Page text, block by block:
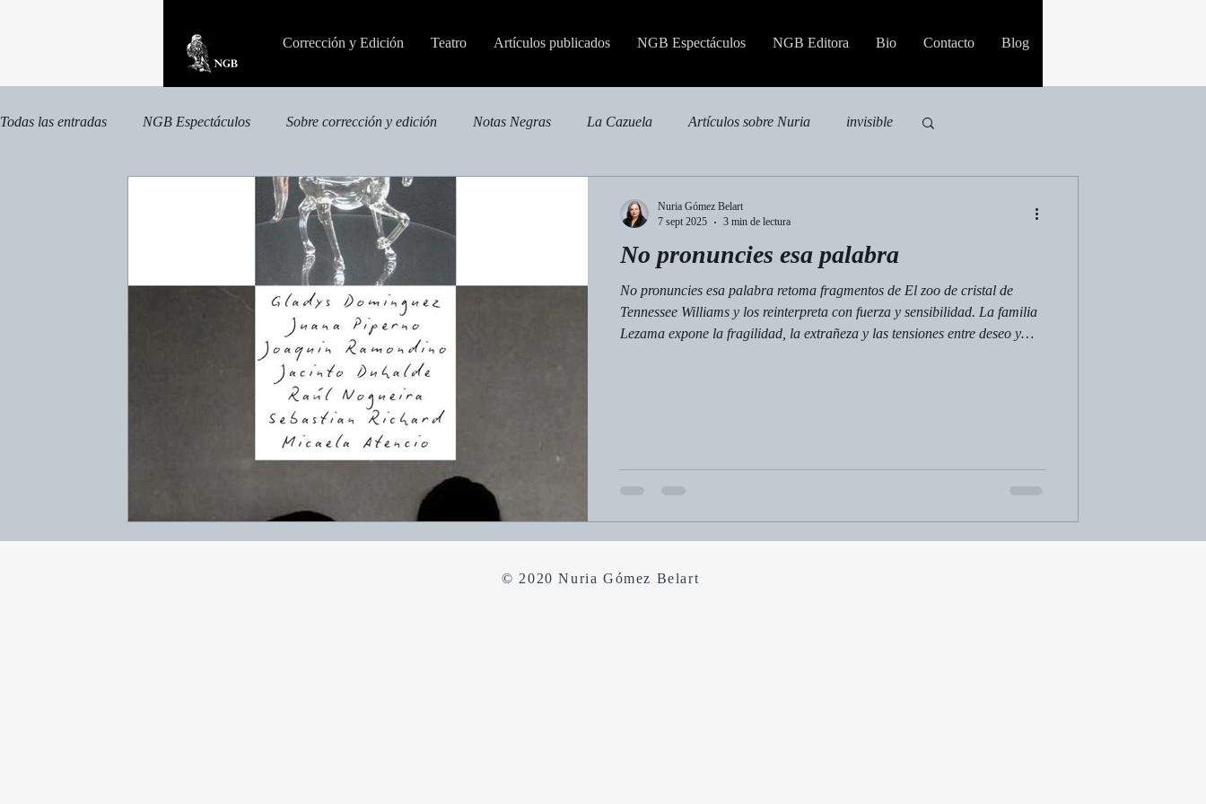
Corrección y Edición Teatro Artículos publicados NGB Espectáculos NGB Editora Bio Contacto Blog
Todas las entradas NGB Espectáculos Sobre corrección y edición Notas Negras La Cazuela Artículos sobre Nuria invisible
Publicaciones especializadas
No pronuncies esa palabra
No pronuncies esa palabra retoma fragmentos de El zoo de cristal de
Tennessee Williams y los reinterpreta con fuerza y sensibilidad. La familia
Lezama expone la fragilidad, la extrañeza y las tensiones entre deseo y
Nuria Gómez Belart
7 sept 2025
3 min de lectura
© 2020 Nuria Gómez Belart